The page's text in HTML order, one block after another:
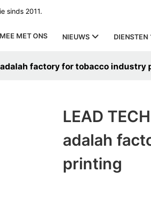
sinds 2011.
MET ONS NIEUWS DIENSTEN
factory for tobacco industry
LEAD
adalah
printing